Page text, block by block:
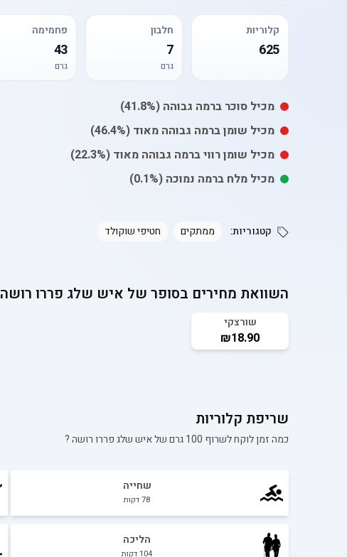
קלוריות
625
חלבון
7
גרם
פחמימה
43
גרם
מכיל סוכר ברמה גבוהה (41.8%)
מכיל שומןברמה גבוהה מאוד (46.4%)
מכיל שומן רוויברמה גבוהה מאוד (22.3%)
מכיל מלח ברמה נמוכה (0.1%)
קטגוריות: ממתקים חטיפי שוקולד
השוואת מחירים בסופר של איש שלג פררו רושה
שורצקי
₪18.90
שריפת קלוריות
כמה זמן לוקח לשרוף 100 גרם של איש שלג פררו רושה?
שחייה
78דקות
הליכה
104 דקות